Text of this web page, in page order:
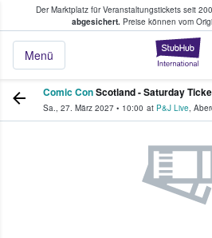
Der Marktplatz für Veranstaltungstickets seit
abgesichert.Preise können vom
Menü
Tickets kaufen &
Comic ConScotland - Saturday
Sa., 27. März 2027 • 10:00 at P&J Live,